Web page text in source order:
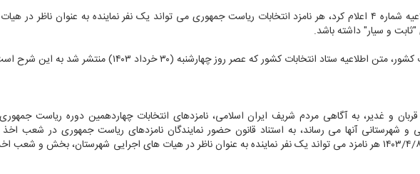
ستاد انتخابات کشور با انتشار اطلاعیه شماره ۴ اعلام کرد، هر نامزد انتخابات ریاست جمهوری می تواند یک نفر نماینده به عنوان ناظر
و سیار" داشته باشد.
ستاد انتخابات کشور که عصر روز چهارشنبه (۳۰ خرداد ۱۴۰۳) منتشر شد به این شرح است:
و غدیر، به آگاهی مردم شریف ایران اسلامی، نامزدهای انتخابات چهاردهمین دوره ریاست
و شهرستانی آنها می رساند، به استناد قانون حضور نمایندگان نامزدهای ریاست جمهوری در شعب
۱۳۷۹/۵/۳۰"، در روز جمعه مورخ ۱۴۰۳/۴/۸ هر نامزد می تواند یک نفر نماینده به عنوان ناظر در هیات های اجرایی شهرستان، بخش و